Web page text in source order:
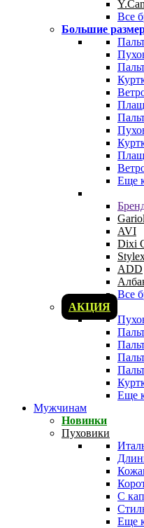
Все
Большие
Еще
AVI
Dixi
ADD
Все
АКЦИЯ
Еще
Мужчинам
Новинки
Пуховики
С
Еще